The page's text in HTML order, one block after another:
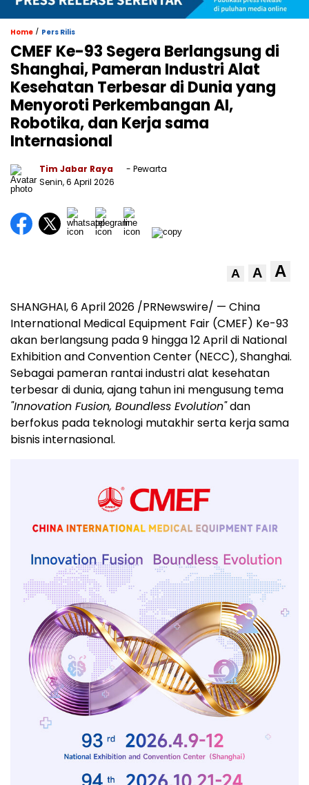
Home / Pers Rilis
CMEF Ke-93 Segera Berlangsung di
Shanghai, Pameran Industri Alat
Kesehatan Terbesar di Dunia yang
Menyoroti Perkembangan AI,
Robotika, dan Kerja sama
Internasional
Tim Jabar Raya
- Pewarta
Senin, 6 April 2026
A A A
SHANGHAI, 6 April 2026 /PRNewswire/ — China
International Medical Equipment Fair (CMEF) Ke-93
akan berlangsung pada 9 hingga 12 April di National
Exhibition and Convention Center (NECC), Shanghai.
Sebagai pameran rantai industri alat kesehatan
terbesar di dunia, ajang tahun ini mengusung tema
"Innovation Fusion, Boundless Evolution"dan
berfokus pada teknologi mutakhir serta kerja sama
bisnis internasional.